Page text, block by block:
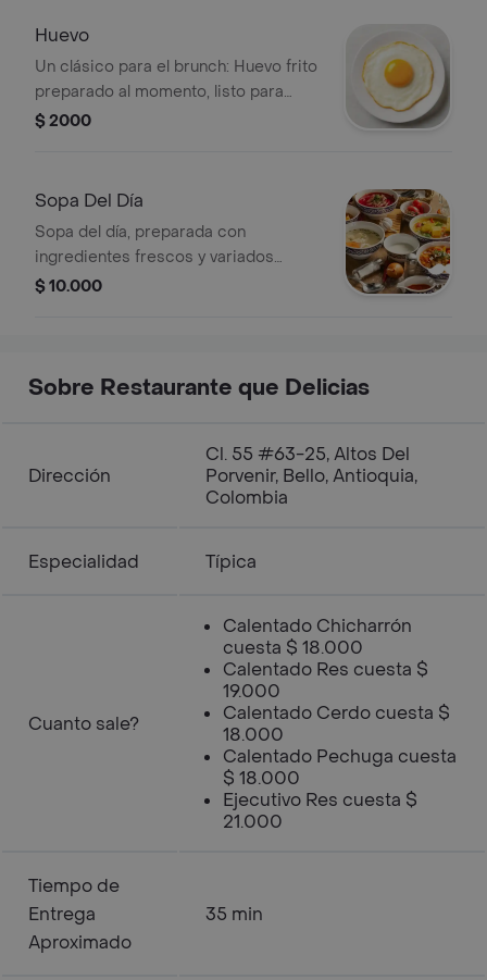
Huevo
Un clásico para el brunch: Huevo frito
preparado al momento, listo para
acompañar cualquier plato.
$ 2000
Sopa Del Día
Sopa del día, preparada con
ingredientes frescos y variados
según disponibilidad.
$ 10.000
Sobre Restaurante que Delicias
Dirección
Cl. 55 #63-25, Altos Del
Porvenir, Bello, Antioquia,
Colombia
Especialidad Típica
Cuanto sale?
Calentado Chicharrón
cuesta $ 18.000
Calentado Res cuesta $
19.000
Calentado Cerdo cuesta $
18.000
Calentado Pechuga cuesta
$ 18.000
Ejecutivo Res cuesta $
21.000
Tiempo de
Entrega
Aproximado
35 min